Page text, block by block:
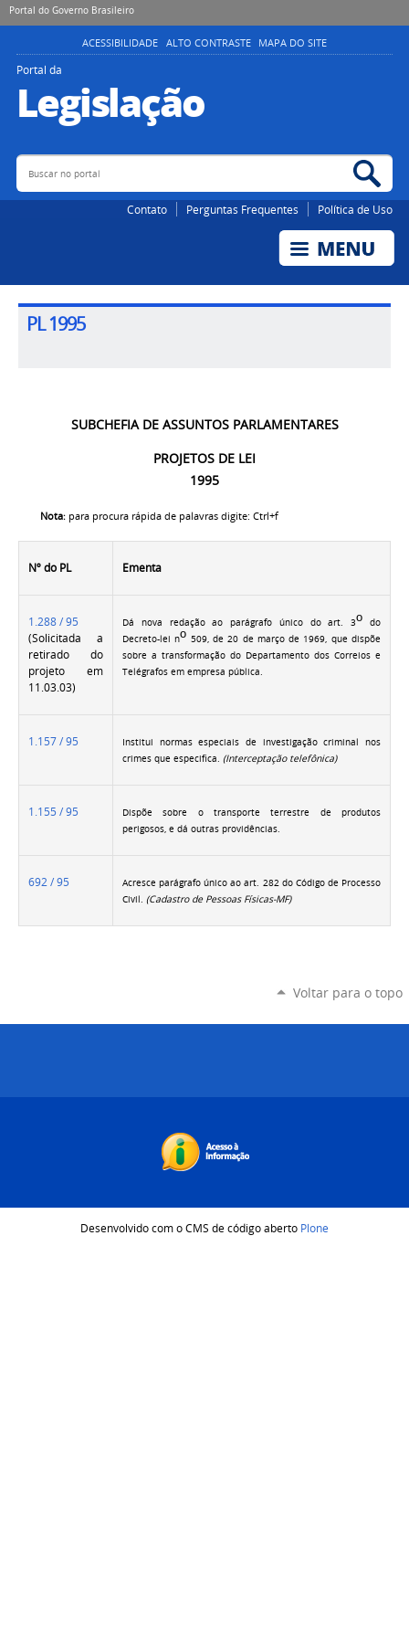
Portal do Governo Brasileiro
ACESSIBILIDADE ALTO CONTRASTE MAPA DO SITE
Portal da
Legislação
Buscar no portal
Contato Perguntas Frequentes Política de Uso
PL 1995
SUBCHEFIA DE ASSUNTOS PARLAMENTARES
PROJETOS DE LEI
1995
Nota: para procura rápida de palavras digite: Ctrl+f
Nº do PL Ementa
1.288 / 95
(Solicitada a
retirado do
projeto em
11.03.03)
Dá nova redação ao parágrafo único do art. 3o do
Decreto-lei no 509, de 20 de março de 1969, que dispõe
sobre a transformação do Departamento dos Correios e
Telégrafos em empresa pública.
1.157 / 95
Institui normas especiais de investigação criminal nos
crimes que especifica. (Interceptação telefônica)
1.155 / 95
Dispõe sobre o transporte terrestre de produtos
perigosos, e dá outras providências.
692 / 95
Acresce parágrafo único ao art. 282 do Código de Processo
Civil. (Cadastro de Pessoas Físicas-MF)
Voltar para o topo
Desenvolvido com o CMS de código aberto Plone